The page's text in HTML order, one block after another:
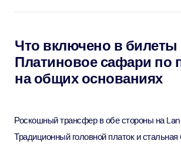
Что включено в билеты
Платиновое сафари по
на общих основаниях
Роскошный трансфер в обе стороны на
Традиционный головной платок и